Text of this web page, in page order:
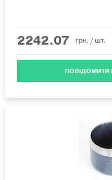
2242.07 грн. / шт.
ПОВІДОМИТИ